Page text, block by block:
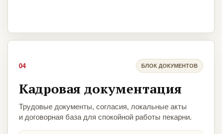
04 БЛОК ДОКУМЕНТОВ
Кадровая документация
Трудовые документы, согласия, локальные акты
и договорная база для спокойной работы пекарни.